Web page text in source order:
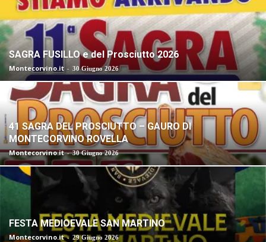
SAGRA FUSILLO e del Prosciutto 2026
Montecorvino.it - 30 Giugno 2026
41 SAGRA DEL PROSCIUTTO – GAURO DI
MONTECORVINO ROVELLA
Montecorvino.it - 30 Giugno 2026
FESTA MEDIOEVALE SAN MARTINO
Montecorvino.it - 29 Giugno 2026